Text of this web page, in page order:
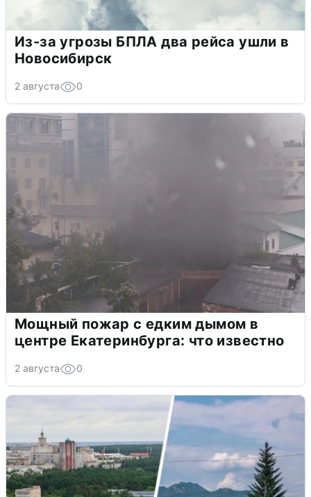
Из-за угрозы БПЛА два рейса ушли в
Новосибирск
2 августа 0
Мощный пожар с едким дымом в
центре Екатеринбурга: что известно
2 августа 0